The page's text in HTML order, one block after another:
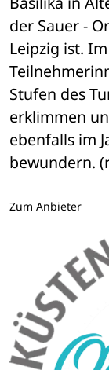
der Sauer -
Leipzig ist.
Stufen des
erklimmen
ebenfalls im
bewundern.
Zum Anbieter